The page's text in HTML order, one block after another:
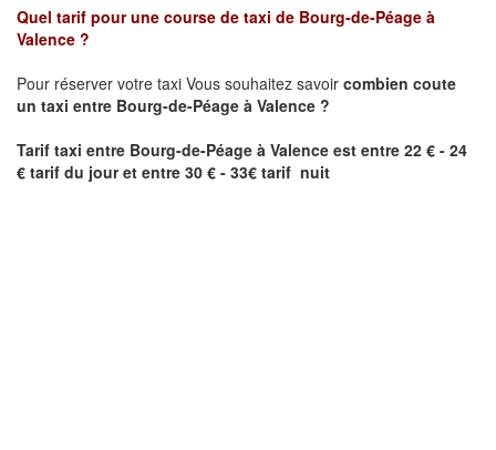
Quel tarif pour une course de taxi de Bourg-de-Péage à
Valence ?
Pour réserver votre taxi Vous souhaitez savoir combien coute
un taxi entre Bourg-de-Péage à Valence ?
Tarif taxi entre Bourg-de-Péage à Valence est entre 22 € - 24
€ tarif du jour et entre 30 € - 33€ tarif nuit